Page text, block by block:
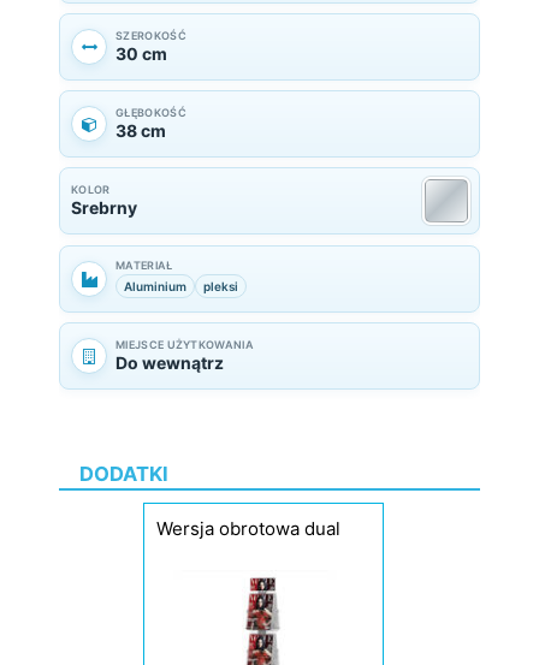
SZEROKOŚĆ
30 cm
GŁĘBOKOŚĆ
38 cm
KOLOR
Srebrny
MATERIAŁ
Aluminium pleksi
MIEJSCE UŻYTKOWANIA
Do wewnątrz
DODATKI
Wersja obrotowa dual